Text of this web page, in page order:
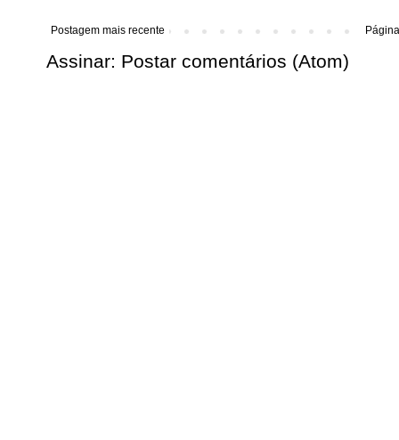
Postagem mais recente
Assinar: Postar comentários (Atom)